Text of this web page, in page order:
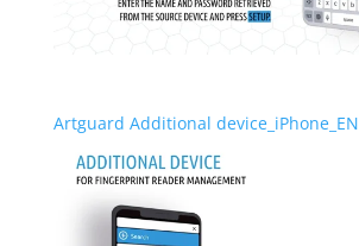
Artguard Additional device_iPhone_EN